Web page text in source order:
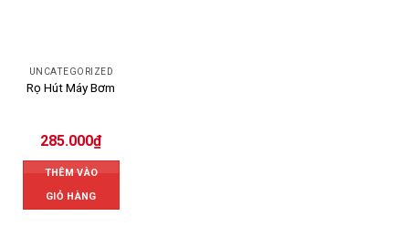
UNCATEGORIZED
Rọ Hút Máy Bơm
285.000₫
THÊM VÀO
GIỎ HÀNG